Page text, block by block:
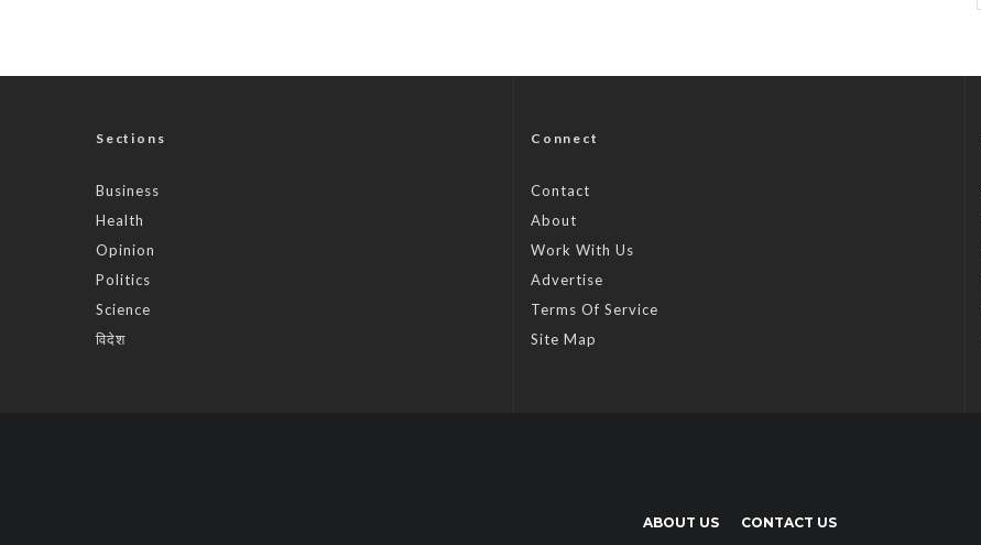
Sections
Business
Health
Opinion
Politics
Science
विदेश
Connect
Contact
About
Work With Us
Advertise
Terms Of Service
Site Map
ABOUT US CONTACT US